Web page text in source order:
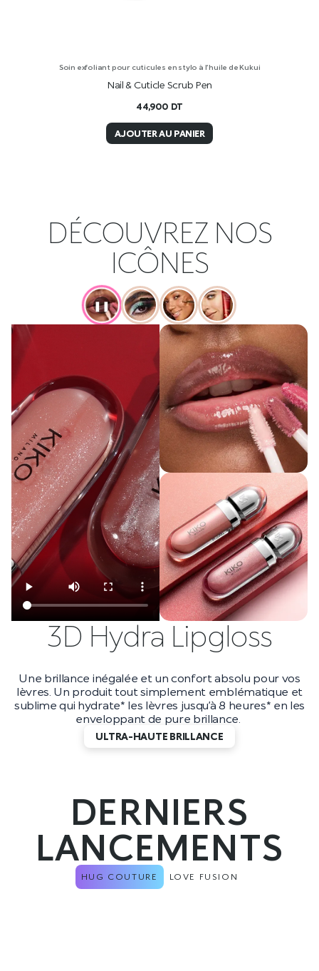
Soin exfoliant pour cuticules en stylo à l’huile de Kukui
Nail & Cuticle Scrub Pen
44,900 DT
AJOUTER AU PANIER
DÉCOUVREZ NOS
ICÔNES
❚❚
3D Hydra Lipgloss
Une brillance inégalée et un confort absolu pour vos
lèvres. Un produit tout simplement emblématique et
sublime qui hydrate* les lèvres jusqu’à 8 heures* en les
enveloppant de pure brillance.
ULTRA-HAUTE BRILLANCE
DERNIERS
LANCEMENTS
HUG COUTURE LOVE FUSION